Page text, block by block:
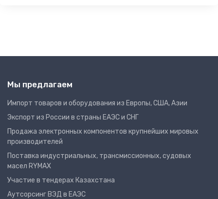
Мы предлагаем
Импорт товаров и оборудования из Европы, США, Азии
Экспорт из России в страны ЕАЭС и СНГ
Продажа электронных компонентов крупнейших мировых
производителей
Поставка индустриальных, трансмиссионных, судовых
масел RYMAX
Участие в тендерах Казахстана
Аутсорсинг ВЭД в ЕАЭС